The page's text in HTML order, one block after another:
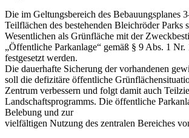
Die im Geltungsbereich des Bebauungsplanes
Teilflächen des bestehenden Bleichröder Parks
Wesentlichen als Grünfläche mit der
„Öffentliche Parkanlage“ gemäß § 9 Abs. 1
festgesetzt werden.
Die dauerhafte Sicherung der vorhandenen
soll die defizitäre öffentliche
Zentrum verbessern und folgt damit auch
Landschaftsprogramms. Die öffentliche
Belebung und zur
vielfältigen Nutzung des zentralen Bereiches